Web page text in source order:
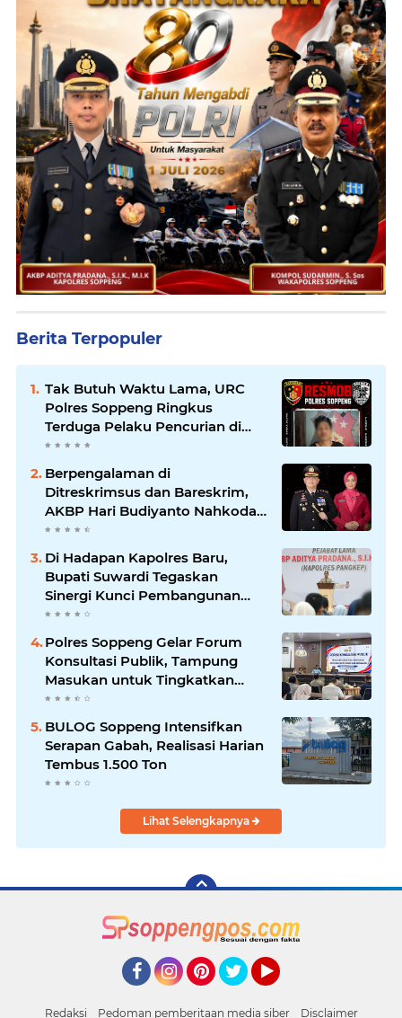
Berita Terpopuler
Tak Butuh Waktu Lama, URC
Polres Soppeng Ringkus
Terduga Pelaku Pencurian di
Liliriaja
Berpengalaman di
Ditreskrimsus dan Bareskrim,
AKBP Hari Budiyanto Nahkodai
Polres Soppeng
Di Hadapan Kapolres Baru,
Bupati Suwardi Tegaskan
Sinergi Kunci Pembangunan
Soppeng
Polres Soppeng Gelar Forum
Konsultasi Publik, Tampung
Masukan untuk Tingkatkan
Pelayanan
BULOG Soppeng Intensifkan
Serapan Gabah, Realisasi Harian
Tembus 1.500 Ton
Lihat Selengkapnya
Redaksi Pedoman pemberitaan media siber Disclaimer